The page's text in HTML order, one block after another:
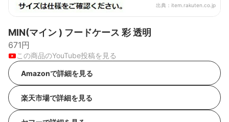
出典： item.rakuten.co.jp
MIN(マイン ) フードケース 彩 透明
671円
この商品のYouTube投稿を見る
Amazonで詳細を見る
楽天市場で詳細を見る